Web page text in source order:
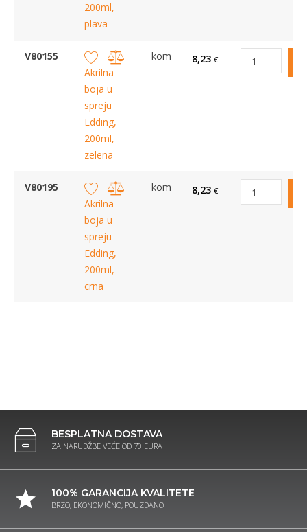
200ml,
plava
V80155
Akrilna
boja u
spreju
Edding,
200ml,
zelena
kom 8,23 €
V80195
Akrilna
boja u
spreju
Edding,
200ml,
crna
kom 8,23 €
BESPLATNA DOSTAVA
ZA NARUDŽBE VEĆE OD 70 EURA
100% GARANCIJA KVALITETE
BRZO, EKONOMIČNO, POUZDANO